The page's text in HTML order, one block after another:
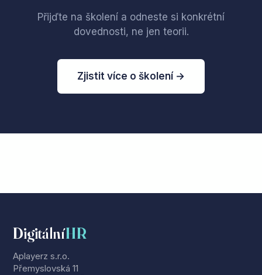
Přijďte na školení a odneste si konkrétní
dovednosti, ne jen teorii.
Zjistit více o školení →
DigitálníHR
Aplayerz s.r.o.
Přemyslovská 11